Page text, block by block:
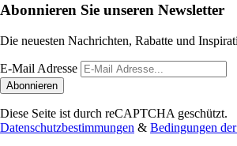
Abonnieren Sie unseren Newsletter
Die neuesten Nachrichten, Rabatte und
E-Mail Adresse
Abonnieren
Diese Seite ist durch reCAPTCHA geschützt.
Datenschutzbestimmungen & Bedingungen